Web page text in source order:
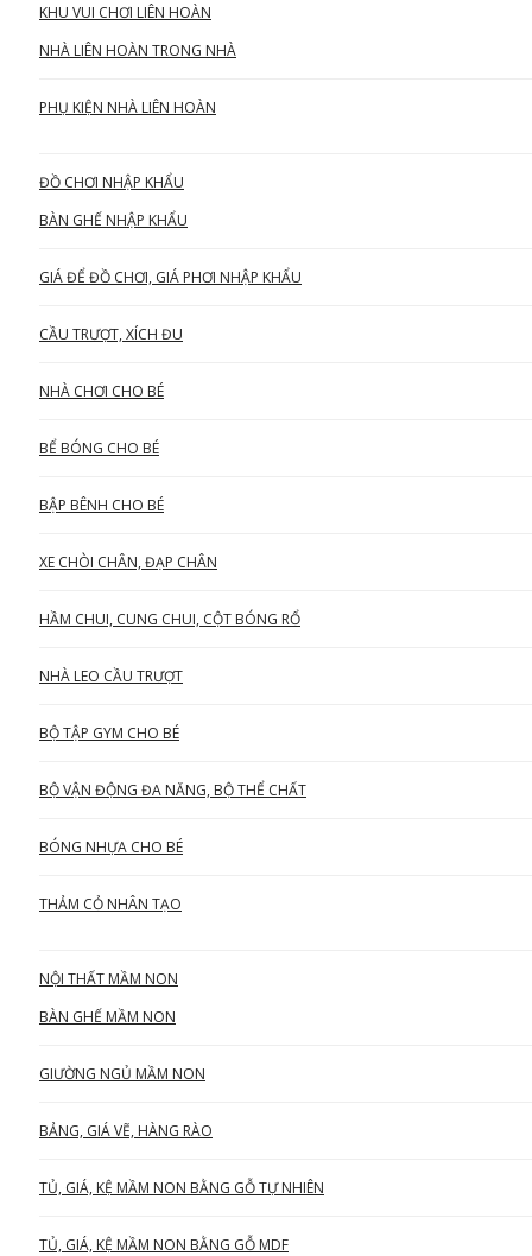
KHU VUI CHƠI LIÊN HOÀN
NHÀ LIÊN HOÀN TRONG NHÀ
PHỤ KIỆN NHÀ LIÊN HOÀN
ĐỒ CHƠI NHẬP KHẨU
BÀN GHẾ NHẬP KHẨU
GIÁ ĐỂ ĐỒ CHƠI, GIÁ PHƠI NHẬP KHẨU
CẦU TRƯỢT, XÍCH ĐU
NHÀ CHƠI CHO BÉ
BỂ BÓNG CHO BÉ
BẬP BÊNH CHO BÉ
XE CHÒI CHÂN, ĐẠP CHÂN
HẦM CHUI, CUNG CHUI, CỘT BÓNG RỔ
NHÀ LEO CẦU TRƯỢT
BỘ TẬP GYM CHO BÉ
BỘ VẬN ĐỘNG ĐA NĂNG, BỘ THỂ CHẤT
BÓNG NHỰA CHO BÉ
THẢM CỎ NHÂN TẠO
NỘI THẤT MẦM NON
BÀN GHẾ MẦM NON
GIƯỜNG NGỦ MẦM NON
BẢNG, GIÁ VẼ, HÀNG RÀO
TỦ, GIÁ, KỆ MẦM NON BẰNG GỖ TỰ NHIÊN
TỦ, GIÁ, KỆ MẦM NON BẰNG GỖ MDF